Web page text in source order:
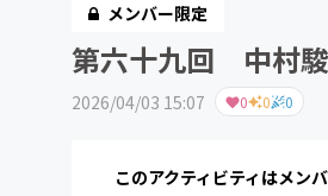
メンバー限定
第六十九回 中村
2026/04/03 15:07 0 0 0
このアクティビティはメン